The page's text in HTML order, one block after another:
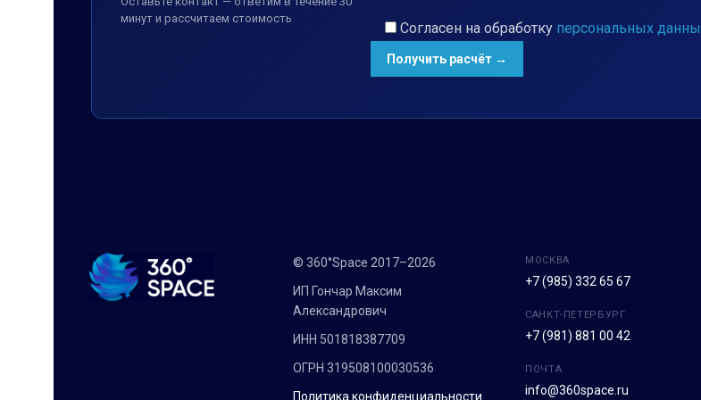
минут и рассчитаем стоимость
Согласен на обработку персональных
© 360°Space 2017–2026
ИП Гончар Максим
Александрович
ИНН 501818387709
ОГРН 319508100030536
Политика конфиденциальности
МОСКВА
+7 (985) 332 65 67
САНКТ-ПЕТЕРБУРГ
+7 (981) 881 00 42
ПОЧТА
info@360space.ru